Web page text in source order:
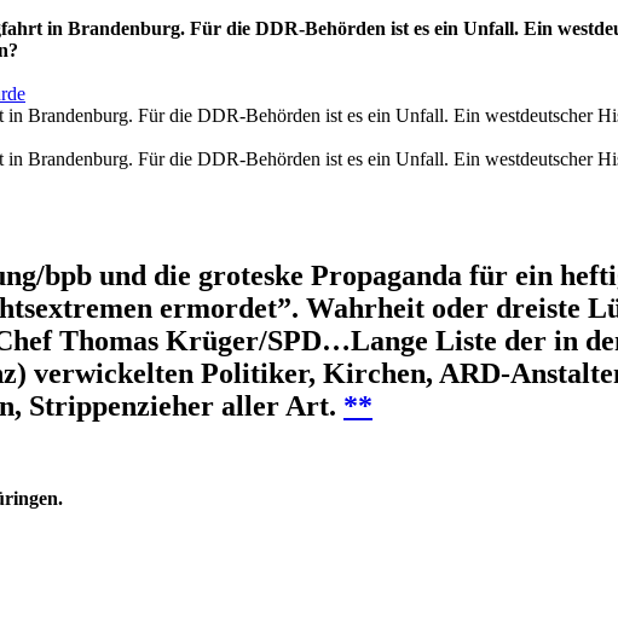
in Brandenburg. Für die DDR-Behörden ist es ein Unfall. Ein
Brandenburg. Für die DDR-Behörden ist es ein Unfall. Ein westdeutscher
Brandenburg. Für die DDR-Behörden ist es ein Unfall. Ein westdeutscher
bpb und die groteske Propaganda für ein
ermordet”. Wahrheit oder dreiste
Thomas Krüger/SPD…Lange Liste der in
verwickelten Politiker, Kirchen, ARD-
Strippenzieher aller Art. **